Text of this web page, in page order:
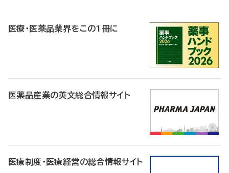
医療・医薬品業界をこの1冊に
医薬品産業の英文総合情報サイト
医療制度・医療経営の総合情報サイト